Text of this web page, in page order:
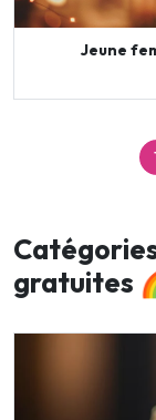
Jeune
gratuites